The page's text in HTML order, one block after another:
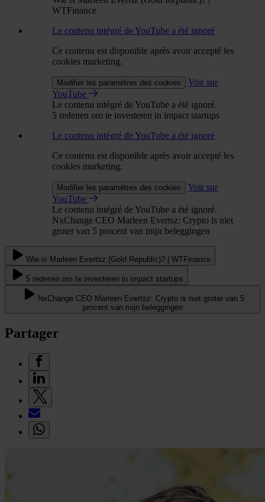
WTFinance
Le contenu intégré de YouTube a été ignoré
Ce contenu est disponible après avoir accepté les
cookies marketing.
Modifier les paramètres des cookies
Voir sur
YouTube
Le contenu intégré de YouTube a été ignoré.
5 redenen om te investeren in impact startups
Le contenu intégré de YouTube a été ignoré
Ce contenu est disponible après avoir accepté les
cookies marketing.
Modifier les paramètres des cookies
Voir sur
YouTube
Le contenu intégré de YouTube a été ignoré.
NxChange CEO Marleen Evertsz: Crypto is niet
groter van 5 procent van mijn beleggingen
Wie is Marleen Evertsz (Gold Republic)? | WTFinance
5 redenen om te investeren in impact startups
NxChange CEO Marleen Evertsz: Crypto is niet groter van 5
procent van mijn beleggingen
Partager